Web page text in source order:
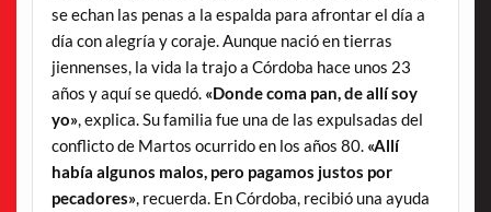
se echan las penas a la espalda para afrontar el día a
día con alegría y coraje. Aunque nació en tierras
jiennenses, la vida la trajo a Córdoba hace unos 23
años y aquí se quedó. «Donde coma pan, de allí soy
yo», explica. Su familia fue una de las expulsadas del
conflicto de Martos ocurrido en los años 80. «Allí
había algunos malos, pero pagamos justos por
pecadores», recuerda. En Córdoba, recibió una ayuda